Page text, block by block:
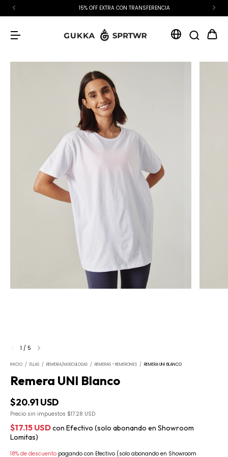
15% OFF EXTRA CON TRANSFERENCIA
1 / 5
INICIO / ELLAS / REMERIA/MUSCULOSAS / REMERAS - REMERONES / REMERA UNI BLANCO
Remera UNI Blanco
$20.91 USD
Precio sin impuestos $17.28 USD
$17.15 USDcon Efectivo (solo abonando en Showroom
Lomitas)
18% de descuento pagando con Efectivo (solo abonando en Showroom